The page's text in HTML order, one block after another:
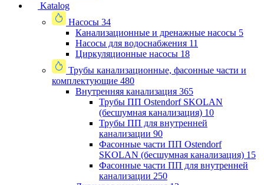
Katalog
Насосы 34
Канализационные и дренажные насосы 5
Насосы для водоснабжения 11
Циркуляционные насосы 18
Трубы канализационные, фасонные части и
комплектующие 480
Внутренняя канализация 365
Трубы ПП Ostendorf SKOLAN
(бесшумная канализация) 10
Трубы ПП для внутренней
канализации 90
Фасонные части ПП Ostendorf
SKOLAN (бесшумная канализация) 15
Фасонные части ПП для внутренней
канализации 250